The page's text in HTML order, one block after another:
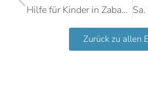
Hilfe für Kinder in Zababdeh
Zurück zu allen